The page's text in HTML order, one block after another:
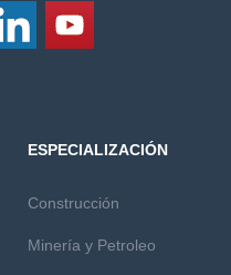
ESPECIALIZACIÓN
Construcción
Minería y Petroleo